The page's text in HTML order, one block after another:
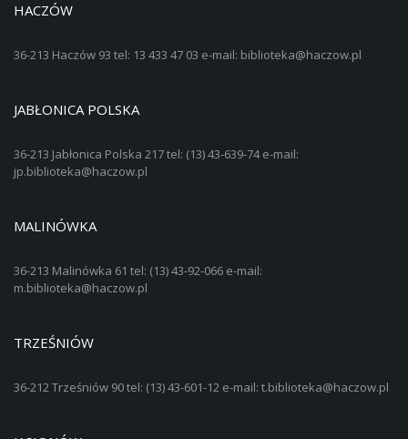
HACZÓW
36-213 Haczów 93 tel: 13 433 47 03 e-mail: biblioteka@haczow.pl
JABŁONICA POLSKA
36-213 Jabłonica Polska 217 tel: (13) 43-639-74 e-mail:
jp.biblioteka@haczow.pl
MALINÓWKA
36-213 Malinówka 61 tel: (13) 43-92-066 e-mail:
m.biblioteka@haczow.pl
TRZEŚNIÓW
36-212 Trześniów 90 tel: (13) 43-601-12 e-mail: t.biblioteka@haczow.pl